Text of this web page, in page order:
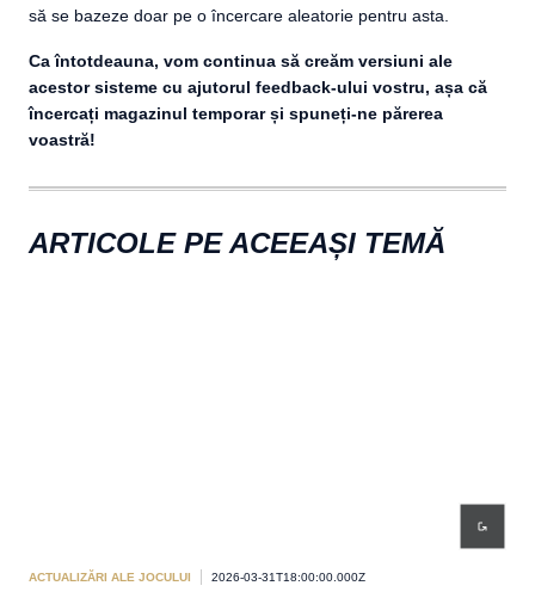
să se bazeze doar pe o încercare aleatorie pentru asta.
Ca întotdeauna, vom continua să creăm versiuni ale
acestor sisteme cu ajutorul feedback-ului vostru, așa că
încercați magazinul temporar și spuneți-ne părerea
voastră!
ARTICOLE PE ACEEAȘI TEMĂ
ACTUALIZĂRI ALE JOCULUI 2026-03-31T18:00:00.000Z